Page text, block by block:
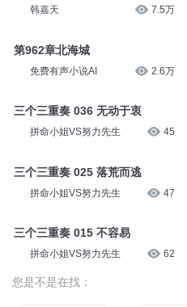
韩嘉天 7.5万
第962章北海城
免费有声小说AI 2.6万
三个三重奏 036 无动于衷
拼命小姐VS努力先生 45
三个三重奏 025 落荒而逃
拼命小姐VS努力先生 47
三个三重奏 015 不容易
拼命小姐VS努力先生 62
您是不是在找：